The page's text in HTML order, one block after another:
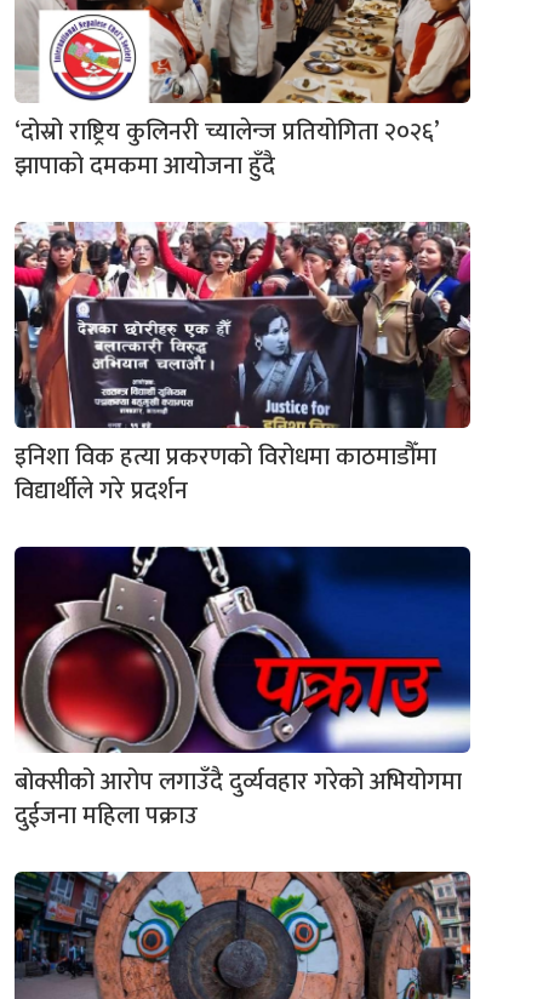
‘दोस्रो राष्ट्रिय कुलिनरी च्यालेन्ज प्रतियोगिता २०२६’
झापाको दमकमा आयोजना हुँदै
इनिशा विक हत्या प्रकरणको विरोधमा काठमाडौँमा
विद्यार्थीले गरे प्रदर्शन
बोक्सीको आरोप लगाउँदै दुर्व्यवहार गरेको अभियोगमा
दुईजना महिला पक्राउ